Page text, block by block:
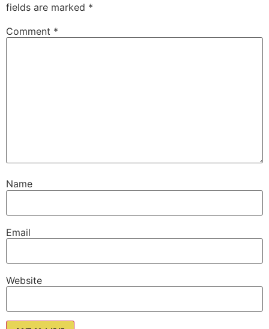
fields are marked *
Comment *
Name
Email
Website